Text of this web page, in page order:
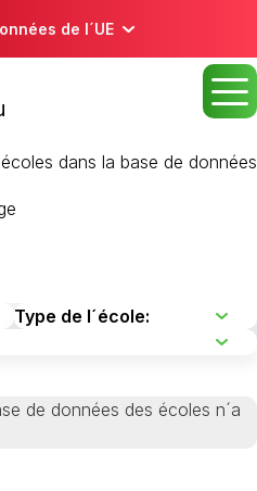
de l´UE
écoles dans la base de données
de données des écoles n´a